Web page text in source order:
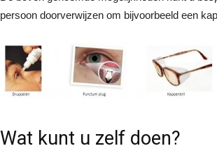
persoon doorverwijzen om bijvoorbeeld een
Wat kunt u zelf doen?